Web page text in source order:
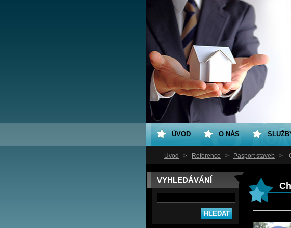
Úvod > Reference > Pasport staveb >
VYHLEDÁVÁNÍ
ÚVOD O NÁS